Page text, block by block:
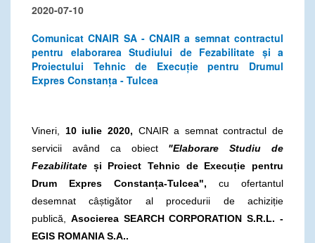
2020-07-10
Comunicat CNAIR SA - CNAIR a semnat contractul
pentru elaborarea Studiului de Fezabilitate și a
Proiectului Tehnic de Execuție pentru Drumul
Expres Constanța - Tulcea
Vineri, 10 iulie 2020, CNAIR a semnat contractul de
servicii având ca obiect "Elaborare Studiu de
Fezabilitate și Proiect Tehnic de Execuție pentru
Drum Expres Constanța-Tulcea", cu ofertantul
desemnat câștigător al procedurii de achiziție
publică, Asocierea SEARCH CORPORATION S.R.L. -
EGIS ROMANIA S.A..